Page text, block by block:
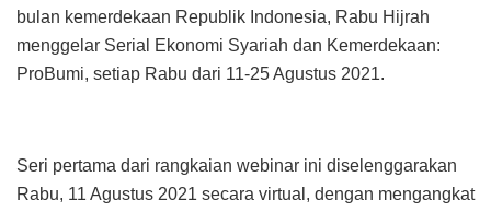
bulan kemerdekaan Republik Indonesia, Rabu Hijrah
menggelar Serial Ekonomi Syariah dan Kemerdekaan:
ProBumi, setiap Rabu dari 11-25 Agustus 2021.
Seri pertama dari rangkaian webinar ini diselenggarakan
Rabu, 11 Agustus 2021 secara virtual, dengan mengangkat